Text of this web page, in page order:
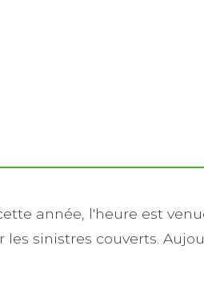
année, l'heure est
sinistres couverts.